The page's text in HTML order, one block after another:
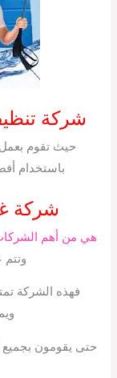
شركة
حيث تقوم بعمل
باستخدام
شركة
هي من أهم
فهذه الشركة
حتى يقومون بجميع